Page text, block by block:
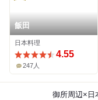
飯田
日本料理
4.55
247人
御所周辺×日